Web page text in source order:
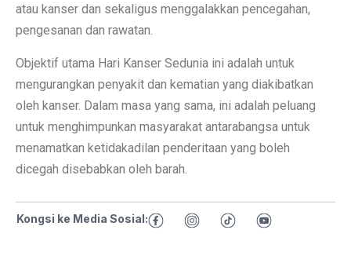
atau kanser dan sekaligus menggalakkan pencegahan,
pengesanan dan rawatan.
Objektif utama Hari Kanser Sedunia ini adalah untuk
mengurangkan penyakit dan kematian yang diakibatkan
oleh kanser. Dalam masa yang sama, ini adalah peluang
untuk menghimpunkan masyarakat antarabangsa untuk
menamatkan ketidakadilan penderitaan yang boleh
dicegah disebabkan oleh barah.
Kongsi ke Media Sosial: